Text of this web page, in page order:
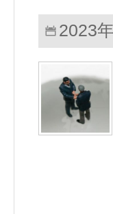
2023